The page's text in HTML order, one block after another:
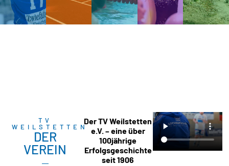
TV
WEILSTETTEN
DER
VEREIN
Der TV Weilstetten
e.V. – eine über
100jährige
Erfolgsgeschichte
seit 1906